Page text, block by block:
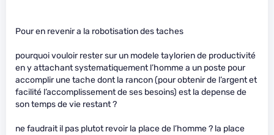
Pour en revenir a la robotisation des taches
pourquoi vouloir rester sur un modele taylorien de productivité
en y attachant systematiquement l’homme a un poste pour
accomplir une tache dont la rancon (pour obtenir de l’argent et
facilité l’accomplissement de ses besoins) est la depense de
son temps de vie restant ?
ne faudrait il pas plutot revoir la place de l’homme ? la place